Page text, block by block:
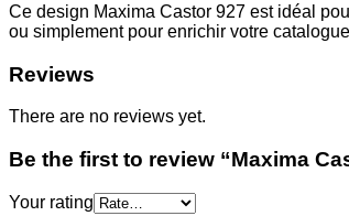
Ce design Maxima Castor 927 est idéal
ou simplement pour enrichir votre
Reviews
There are no reviews yet.
Be the first to review “Maxima
Your rating